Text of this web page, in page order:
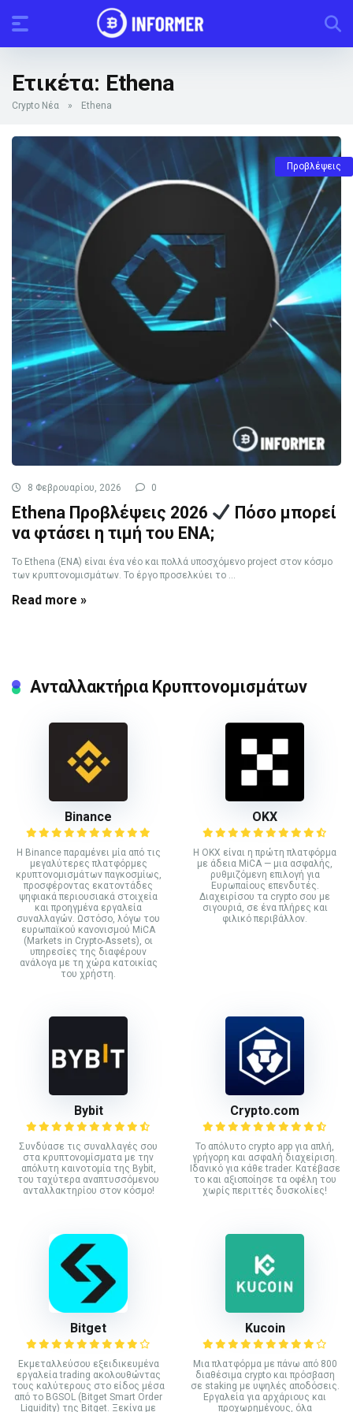
Ετικέτα: Ethena
Crypto Νέα » Ethena
Προβλέψεις
8 Φεβρουαρίου, 2026 0
Ethena Προβλέψεις 2026
Πόσο μπορεί
να φτάσει η τιμή του ENA;
Το Ethena (ENA) είναι ένα νέο και πολλά υποσχόμενο project στον κόσμο
των κρυπτονομισμάτων. Το έργο προσελκύει το ...
Read more »
Ανταλλακτήρια Κρυπτονομισμάτων
Binance
Η Binance παραμένει μία από τις
μεγαλύτερες πλατφόρμες
κρυπτονομισμάτων παγκοσμίως,
προσφέροντας εκατοντάδες
ψηφιακά περιουσιακά στοιχεία
και προηγμένα εργαλεία
συναλλαγών. Ωστόσο, λόγω του
ευρωπαϊκού κανονισμού MiCA
(Markets in Crypto-Assets), οι
υπηρεσίες της διαφέρουν
ανάλογα με τη χώρα κατοικίας
του χρήστη.
ΟΚΧ
Η OKX είναι η πρώτη πλατφόρμα
με άδεια MiCA — μια ασφαλής,
ρυθμιζόμενη επιλογή για
Ευρωπαίους επενδυτές.
Διαχειρίσου τα crypto σου με
σιγουριά, σε ένα πλήρες και
φιλικό περιβάλλον.
Bybit
Συνδύασε τις συναλλαγές σου
στα κρυπτονομίσματα με την
απόλυτη καινοτομία της Bybit,
του ταχύτερα αναπτυσσόμενου
ανταλλακτηρίου στον κόσμο!
Crypto.com
Το απόλυτο crypto app για απλή,
γρήγορη και ασφαλή διαχείριση.
Ιδανικό για κάθε trader. Κατέβασε
το και αξιοποίησε τα οφέλη του
χωρίς περιττές δυσκολίες!
Bitget
Εκμεταλλεύσου εξειδικευμένα
εργαλεία trading ακολουθώντας
τους καλύτερους στο είδος μέσα
από το BGSOL (Bitget Smart Order
Liquidity) της Bitget. Ξεκίνα με
Kucoin
Mια πλατφόρμα με πάνω από 800
διαθέσιμα crypto και πρόσβαση
σε staking με υψηλές αποδόσεις.
Εργαλεία για αρχάριους και
προχωρημένους, όλα